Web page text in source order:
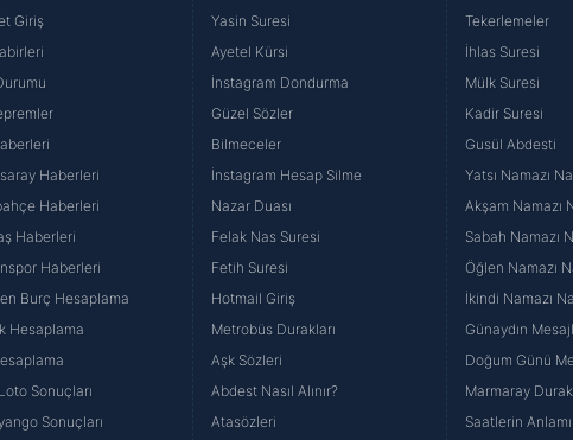
yer alan panel vasıtasıyla belirleyebilirsiniz. Çerezlere
Metnimizi
Kanunu uyarınca hazırlanmış Aydınlatma Metnimizi
çerezlerle ilgili bilgi almak için lütfen
Giriş
Haberleri
Haberleri
Haberleri
Haberleri
Burç Hesaplama
Hesaplama
Sonuçları
Sonuçları
Yasin Suresi
Ayetel Kürsi
İnstagram Dondurma
Güzel Sözler
Bilmeceler
İnstagram Hesap Silme
Nazar Duası
Felak Nas Suresi
Fetih Suresi
Hotmail Giriş
Metrobüs Durakları
Aşk Sözleri
Abdest Nasıl Alınır?
Atasözleri
Tekerlemeler
İhlas Suresi
Mülk Suresi
Kadir Suresi
Gusül Abdesti
Yatsı Namazı
Akşam Namazı
Sabah Namazı
Öğlen Namazı
İkindi Namazı
Günaydın
Doğum Günü
Marmaray
Saatlerin Anlamı